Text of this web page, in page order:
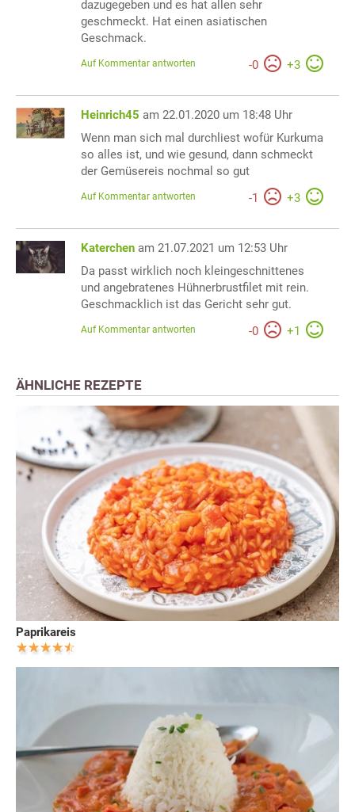
dazugegeben und es hat allen sehr
geschmeckt. Hat einen asiatischen
Geschmack.
-0 +3
Auf Kommentar antworten
Heinrich45 am 22.01.2020 um 18:48 Uhr
Wenn man sich mal durchliest wofür Kurkuma
so alles ist, und wie gesund, dann schmeckt
der Gemüsereis nochmal so gut
-1 +3
Auf Kommentar antworten
Katerchen am 21.07.2021 um 12:53 Uhr
Da passt wirklich noch kleingeschnittenes
und angebratenes Hühnerbrustfilet mit rein.
Geschmacklich ist das Gericht sehr gut.
-0 +1
Auf Kommentar antworten
ÄHNLICHE REZEPTE
Paprikareis